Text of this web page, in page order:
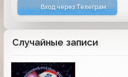
Вход через Телеграм
Случайные записи